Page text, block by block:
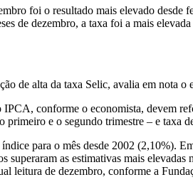
foi o resultado mais elevado desde
de dezembro, a taxa foi a mais
de alta da taxa Selic, avalia em nota
conforme o economista, devem
e o segundo trimestre – e taxa
para o mês desde 2002 (2,10%).
superaram as estimativas mais elevadas
leitura de dezembro, conforme a